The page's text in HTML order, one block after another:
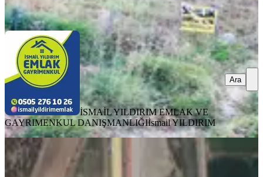
Ara
İSMAİL YILDIRIM EMLAK VE
GAYRIMENKUL DANIŞMANLIĞIİsmail YILDIRIM
Ara
YENİ
Germenicia'dan Adana Yoluna 100
Metre Cepheli Satılık Arazi